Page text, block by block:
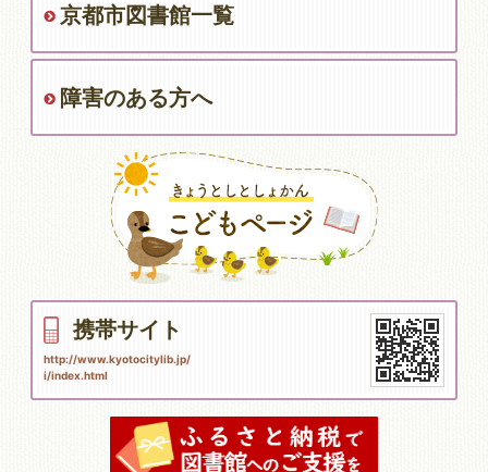
京都市図書館一覧
障害のある方へ
携帯サイト
http://www.kyotocitylib.jp/
i/index.html